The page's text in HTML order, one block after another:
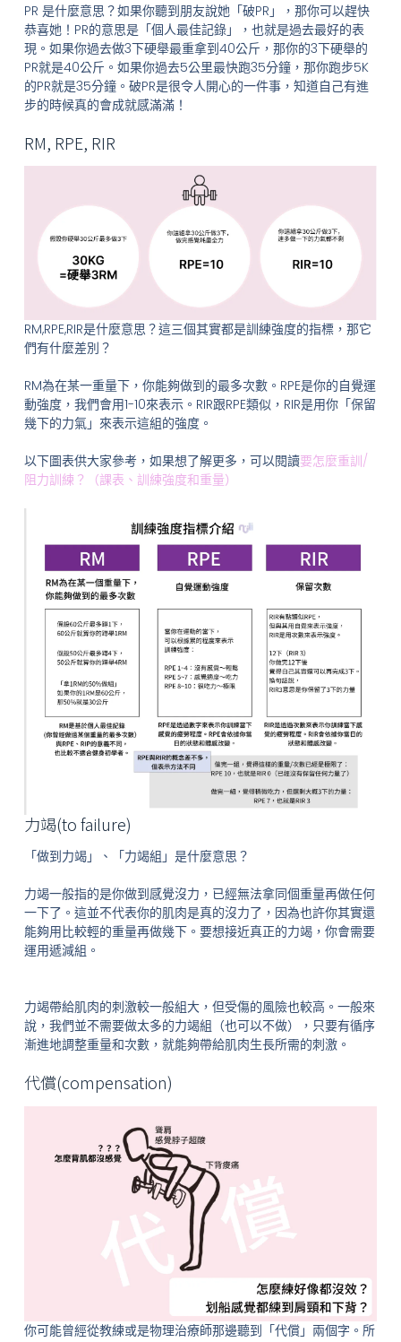
PR 是什麼意思？如果你聽到朋友說她「破PR」，那你可以趕快
恭喜她！PR的意思是「個人最佳記錄」，也就是過去最好的表
現。如果你過去做3下硬舉最重拿到40公斤，那你的3下硬舉的
PR就是40公斤。如果你過去5公里最快跑35分鐘，那你跑步5K
的PR就是35分鐘。破PR是很令人開心的一件事，知道自己有進
步的時候真的會成就感滿滿！
RM, RPE, RIR
RM,RPE,RIR是什麼意思？這三個其實都是訓練強度的指標，那它
們有什麼差別？
RM為在某一重量下，你能夠做到的最多次數。RPE是你的自覺運
動強度，我們會用1-10來表示。RIR跟RPE類似，RIR是用你「保留
幾下的力氣」來表示這組的強度。
以下圖表供大家參考，如果想了解更多，可以閱讀要怎麼重訓/
阻力訓練？（課表、訓練強度和重量）
力竭(to failure)
「做到力竭」、「力竭組」是什麼意思？
力竭一般指的是你做到感覺沒力，已經無法拿同個重量再做任何
一下了。這並不代表你的肌肉是真的沒力了，因為也許你其實還
能夠用比較輕的重量再做幾下。要想接近真正的力竭，你會需要
運用遞減組。
力竭帶給肌肉的刺激較一般組大，但受傷的風險也較高。一般來
說，我們並不需要做太多的力竭組（也可以不做），只要有循序
漸進地調整重量和次數，就能夠帶給肌肉生長所需的刺激。
代償(compensation)
你可能曾經從教練或是物理治療師那邊聽到「代償」兩個字。所